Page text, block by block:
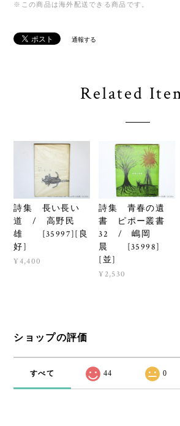
※この商品は海外配送できる商品です。
通報する
Related
詩集 長い長い
道 / 高野民
雄 [35997][良
好]
¥4,400
詩集 青春の遺
書 ピポー叢書
32 / 嶋岡
晨 [35998]
[並]
¥2,530
ショップの評価
すべて 44 0